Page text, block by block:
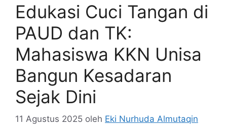
Edukasi Cuci Tangan di
PAUD dan TK:
Mahasiswa KKN Unisa
Bangun Kesadaran
Sejak Dini
11 Agustus 2025 oleh Eki Nurhuda Almutaqin